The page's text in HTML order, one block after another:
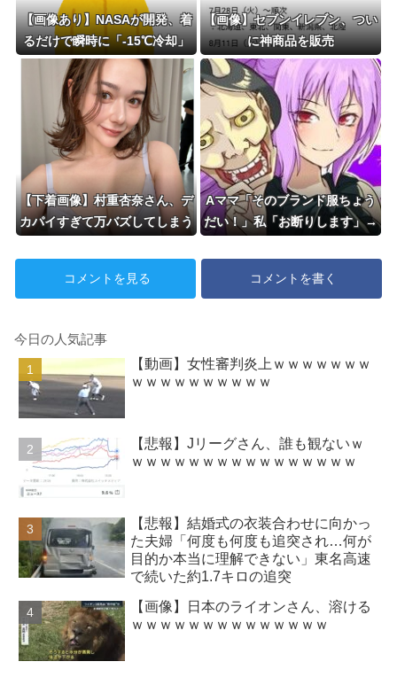
【画像あり】NASAが開発、着
るだけで瞬時に「-15℃冷却」
する冷感ポンチョ3,980円！
【画像】セブンイレブン、つい
に神商品を販売
【下着画像】村重杏奈さん、デ
カパイすぎて万バズしてしまう
Aママ「そのブランド服ちょう
だい！」私「お断りします」→
とんでもない要求をされて…
コメントを見る
コメントを書く
今日の人気記事
【動画】女性審判炎上ｗｗｗｗｗｗｗ
ｗｗｗｗｗｗｗｗｗｗ
【悲報】Jリーグさん、誰も観ないｗ
ｗｗｗｗｗｗｗｗｗｗｗｗｗｗｗｗ
【悲報】結婚式の衣装合わせに向かっ
た夫婦「何度も何度も追突され…何が
目的か本当に理解できない」東名高速
で続いた約1.7キロの追突
【画像】日本のライオンさん、溶ける
ｗｗｗｗｗｗｗｗｗｗｗｗｗｗ